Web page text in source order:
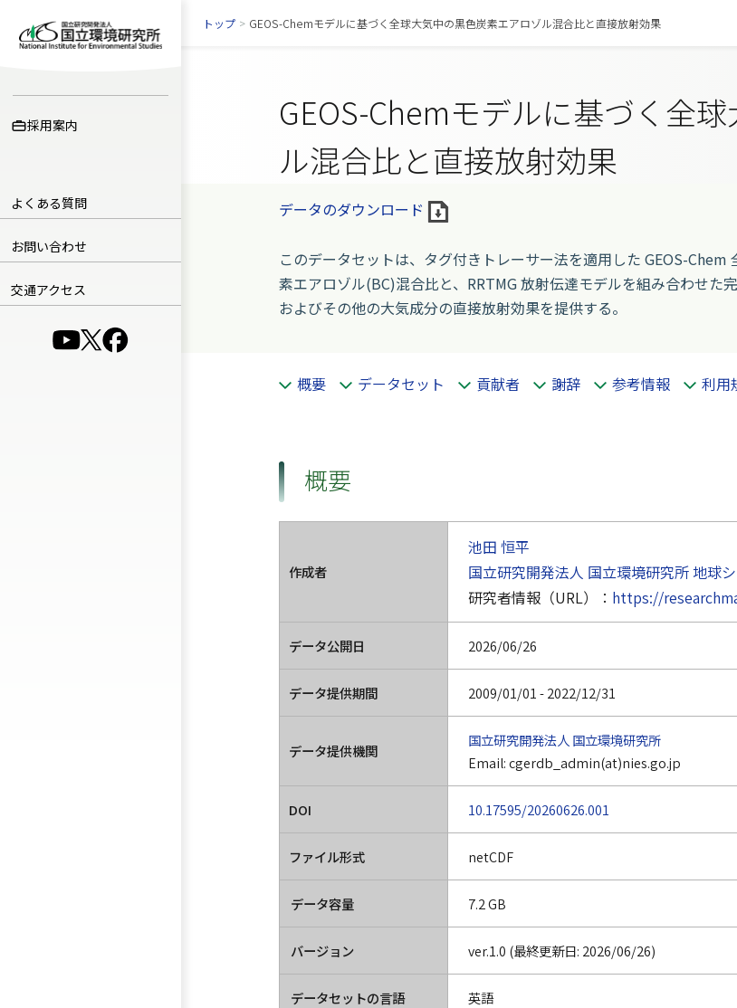
採用案内
よくある質問
お問い合わせ
交通アクセス
（別ウインドウで開きます）
（別ウインドウで開きます）
（別ウインドウで開きます）
トップ > GEOS-Chemモデルに基づく全球大気中の黒色炭素エアロゾル混合比と直接放射効果
GEOS-Chemモデルに基づく全
ル混合比と直接放射効果
データのダウンロード
このデータセットは、タグ付きトレーサー法を適用した GEOS-
素エアロゾル(BC)混合比と、RRTMG 放射伝達モデルを組み合わせた
およびその他の大気成分の直接放射効果を提供する。
概要 データセット 貢献者 謝辞 参考情報 利用
概要
作成者
池田 恒平
国立研究開発法人 国立環境研究所地球
研究者情報（URL）： https://
データ公開日 2026/06/26
データ提供期間 2009/01/01 - 2022/12/31
データ提供機関
国立研究開発法人 国立環境研究所
Email: cgerdb_admin(at)nies.go.jp
DOI 10.17595/20260626.001
ファイル形式 netCDF
データ容量 7.2 GB
バージョン ver.1.0 (最終更新日: 2026/06/26)
データセットの言語 英語